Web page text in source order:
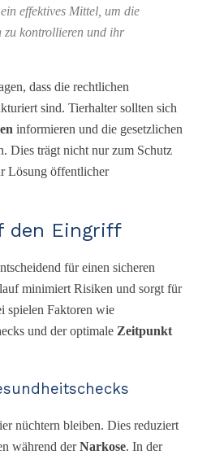
effektives Mittel, um die
zu kontrollieren und ihr
dass die rechtlichen
sind. Tierhalter sollten sich
informieren und die gesetzlichen
Dies trägt nicht nur zum Schutz
Lösung öffentlicher
den Eingriff
für einen sicheren
minimiert Risiken und sorgt für
spielen Faktoren wie
und der optimale Zeitpunkt
nüchtern bleiben. Dies reduziert
während derNarkose. In der